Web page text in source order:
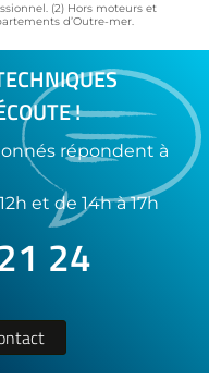
(2) Hors moteurs et
d’Outre-mer.
!
répondent à
et de 14h à 17h
24